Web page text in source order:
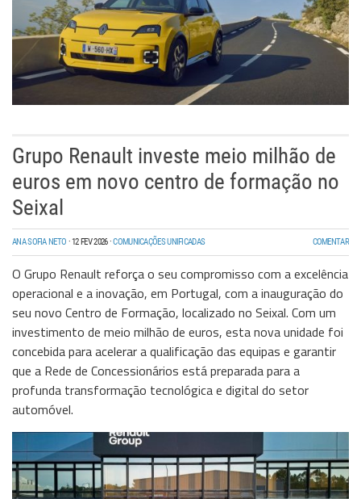
Grupo Renault investe meio milhão de
euros em novo centro de formação no
Seixal
ANA SOFIA NETO ·12 FEV 2026·COMUNICAÇÕES UNIFICADAS COMENTAR
O Grupo Renault reforça o seu compromisso com a excelência
operacional e a inovação, em Portugal, com a inauguração do
seu novo Centro de Formação, localizado no Seixal. Com um
investimento de meio milhão de euros, esta nova unidade foi
concebida para acelerar a qualificação das equipas e garantir
que a Rede de Concessionários está preparada para a
profunda transformação tecnológica e digital do setor
automóvel.